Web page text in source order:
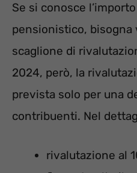
Se si conosce
pensionistico, bisogna
scaglione di
2024, però, la
prevista solo per una
contribuenti. Nel
rivalutazione al